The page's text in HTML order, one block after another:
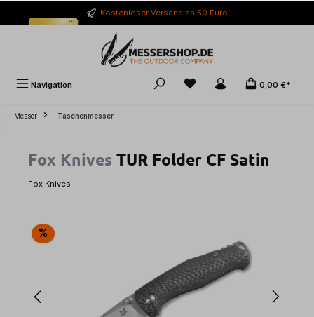
Kostenloser Versand ab 50 Euro
Navigation 0,00 €*
Messer Taschenmesser
Fox Knives TUR Folder CF Satin
Fox Knives
Bildergalerie überspringen
%